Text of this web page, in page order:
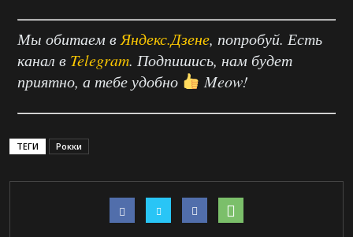
Мы обитаем вЯндекс.Дзене, попробуй. Есть
канал в Telegram. Подпишись, нам будет
приятно, а тебе удобно
Meow!
ТЕГИ Рокки